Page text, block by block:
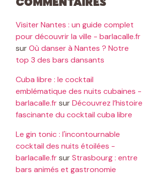
Commentaires
Visiter Nantes : un guide complet
pour découvrir la ville - barlacalle.fr
surOù danser à Nantes ? Notre
top 3 des bars dansants
Cuba libre : le cocktail
emblématique des nuits cubaines -
barlacalle.frsurDécouvrez l’histoire
fascinante du cocktail cuba libre
Le gin tonic : l'incontournable
cocktail des nuits étoilées -
barlacalle.frsurStrasbourg : entre
bars animés et gastronomie